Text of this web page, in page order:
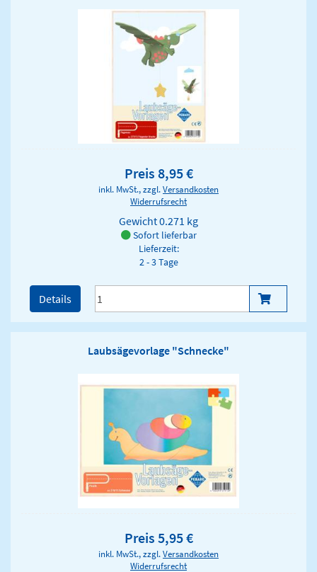
Preis 8,95 €
inkl. MwSt., zzgl.Versandkosten
Widerrufsrecht
Gewicht0.271 kg
Sofort lieferbar
Lieferzeit:
2 - 3 Tage
Details
Laubsägevorlage "Schnecke"
Preis 5,95 €
inkl. MwSt., zzgl.Versandkosten
Widerrufsrecht